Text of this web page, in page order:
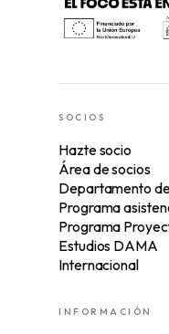
SOCIOS
Hazte socio
Área de socios
Departamento
Programa
Programa
Estudios DAMA
Internacional
INFORMACIÓN